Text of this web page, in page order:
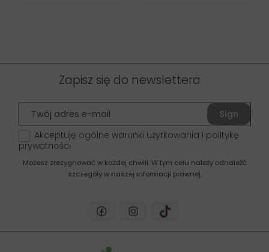
Zapisz się do newslettera
Sign
up
Akceptuję ogólne warunki użytkowania i politykę
prywatności
Możesz zrezygnować w każdej chwili. W tym celu należy odnaleźć
szczegóły w naszej informacji prawnej.